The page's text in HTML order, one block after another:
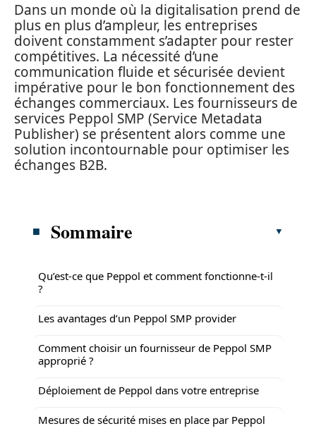
Dans un monde où la digitalisation prend de
plus en plus d’ampleur, les entreprises
doivent constamment s’adapter pour rester
compétitives. La nécessité d’une
communication fluide et sécurisée devient
impérative pour le bon fonctionnement des
échanges commerciaux. Les fournisseurs de
services Peppol SMP (Service Metadata
Publisher) se présentent alors comme une
solution incontournable pour optimiser les
échanges B2B.
Sommaire
Qu’est-ce que Peppol et comment fonctionne-t-il
?
Les avantages d’un Peppol SMP provider
Comment choisir un fournisseur de Peppol SMP
approprié ?
Déploiement de Peppol dans votre entreprise
Mesures de sécurité mises en place par Peppol